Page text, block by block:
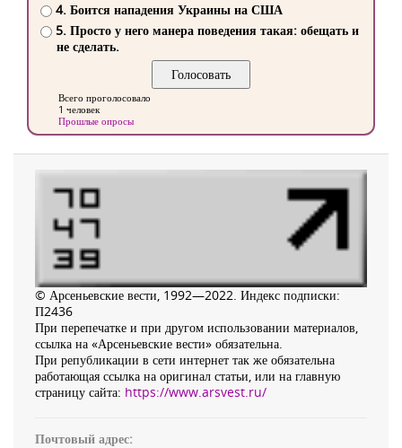
4. Боится нападения Украины на США
5. Просто у него манера поведения такая: обещать и
не сделать.
Всего проголосовало
1 человек
Прошлые опросы
© Арсеньевские вести, 1992—2022. Индекс подписки:
П2436
При перепечатке и при другом использовании материалов,
ссылка на «Арсеньевские вести» обязательна.
При републикации в сети интернет так же обязательна
работающая ссылка на оригинал статьи, или на главную
страницу сайта: https://www.arsvest.ru/
Почтовый адрес: